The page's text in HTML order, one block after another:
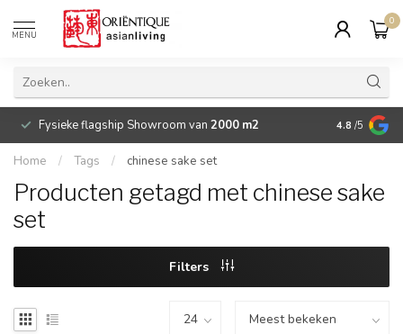
MENU
0
Fysieke flagship Showroom van 2000 m2 Betaalbare
4.8 /5
Home / Tags / chinese sake set
Producten getagd met chinese sake
set
Filters